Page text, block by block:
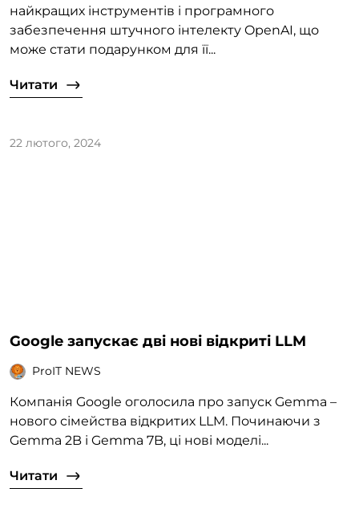
найкращих інструментів і програмного
забезпечення штучного інтелекту OpenAI, що
може стати подарунком для її...
Читати
22 лютого, 2024
Google запускає дві нові відкриті LLM
ProIT NEWS
Компанія Google оголосила про запуск Gemma –
нового сімейства відкритих LLM. Починаючи з
Gemma 2B і Gemma 7B, ці нові моделі...
Читати